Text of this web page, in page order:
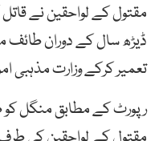
مقتول کے لواحقین نے
ڈیڑھ سال کے دوران
تعمیر کرکے وزارت مذہبی
رپورٹ کے مطابق منگل